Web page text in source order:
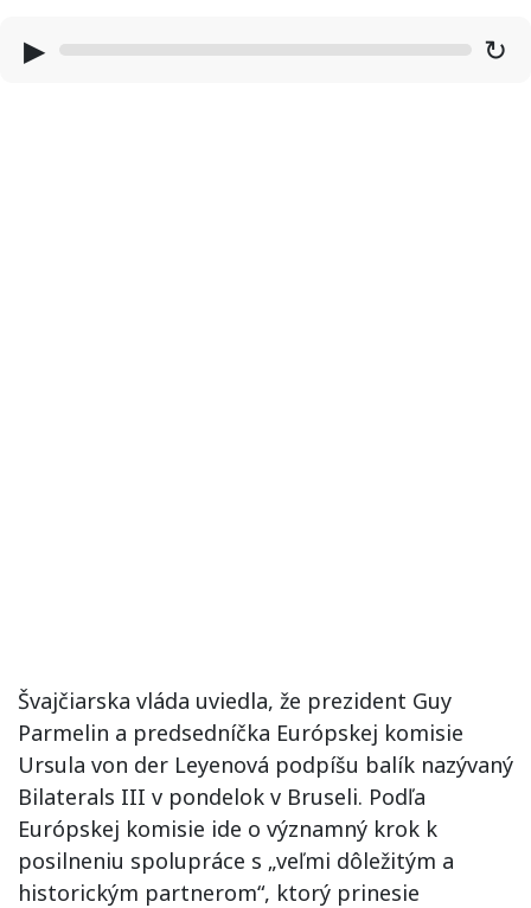
▶ ↻
Švajčiarska vláda uviedla, že prezident Guy
Parmelin a predsedníčka Európskej komisie
Ursula von der Leyenová podpíšu balík nazývaný
Bilaterals III v pondelok v Bruseli. Podľa
Európskej komisie ide o významný krok k
posilneniu spolupráce s „veľmi dôležitým a
historickým partnerom“, ktorý prinesie